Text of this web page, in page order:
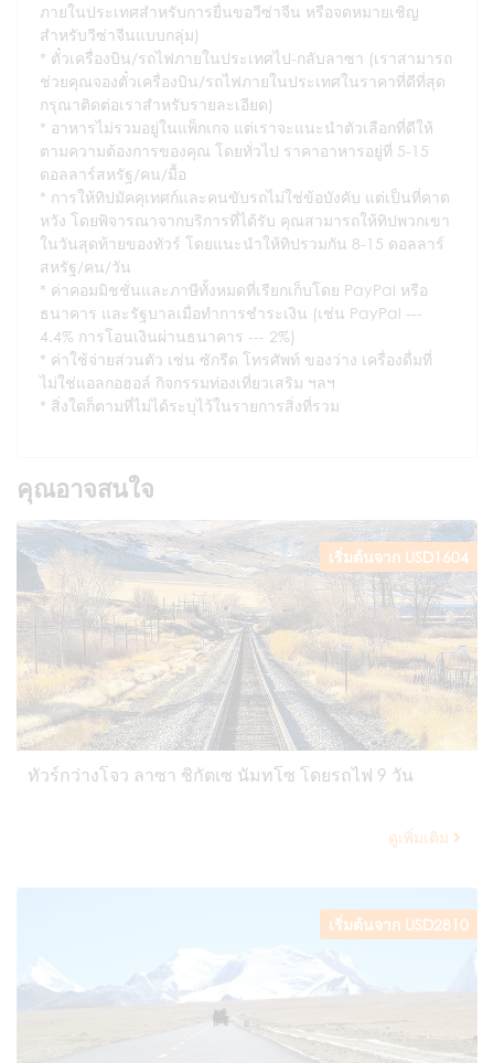
ภายในประเทศสำหรับการยื่นขอวีซ่าจีน หรือจดหมายเชิญ
สำหรับวีซ่าจีนแบบกลุ่ม)
ตั๋วเครื่องบิน/รถไฟภายในประเทศไป-กลับลาซา (เราสามารถ
ช่วยคุณจองตั๋วเครื่องบิน/รถไฟภายในประเทศในราคาที่ดีที่สุด
กรุณาติดต่อเราสำหรับรายละเอียด)
อาหารไม่รวมอยู่ในแพ็กเกจ แต่เราจะแนะนำตัวเลือกที่ดีให้
ตามความต้องการของคุณ โดยทั่วไป ราคาอาหารอยู่ที่ 5-15
ดอลลาร์สหรัฐ/คน/มื้อ
การให้ทิปมัคคุเทศก์และคนขับรถไม่ใช่ข้อบังคับ แต่เป็นที่คาด
หวัง โดยพิจารณาจากบริการที่ได้รับ คุณสามารถให้ทิปพวกเขา
ในวันสุดท้ายของทัวร์ โดยแนะนำให้ทิปรวมกัน 8-15 ดอลลาร์
สหรัฐ/คน/วัน
ค่าคอมมิชชั่นและภาษีทั้งหมดที่เรียกเก็บโดย PayPal หรือ
ธนาคาร และรัฐบาลเมื่อทำการชำระเงิน (เช่น PayPal ---
4.4% การโอนเงินผ่านธนาคาร --- 2%)
ค่าใช้จ่ายส่วนตัว เช่น ซักรีด โทรศัพท์ ของว่าง เครื่องดื่มที่
ไม่ใช่แอลกอฮอล์ กิจกรรมท่องเที่ยวเสริม ฯลฯ
สิ่งใดก็ตามที่ไม่ได้ระบุไว้ในรายการสิ่งที่รวม
คุณอาจสนใจ
เริ่มต้นจาก USD1604
ทัวร์กว่างโจว ลาซา ชิกัตเซ นัมทโซ โดยรถไฟ 9 วัน
ดูเพิ่มเติม
เริ่มต้นจาก USD2810